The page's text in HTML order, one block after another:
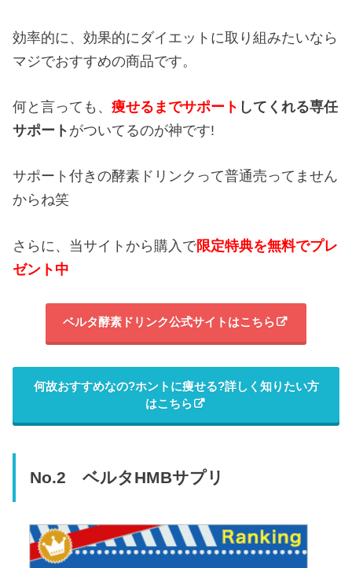
効率的に、効果的にダイエットに取り組みたいなら
マジでおすすめの商品です。
何と言っても、痩せるまでサポート してくれる専任
サポート がついてるのが神です!
サポート付きの酵素ドリンクって普通売ってません
からね笑
さらに、当サイトから購入で限定特典を無料でプレ
ゼント中
ベルタ酵素ドリンク公式サイトはこちら
何故おすすめなの?ホントに痩せる?詳しく知りたい方
はこちら
No.2 ベルタHMBサプリ